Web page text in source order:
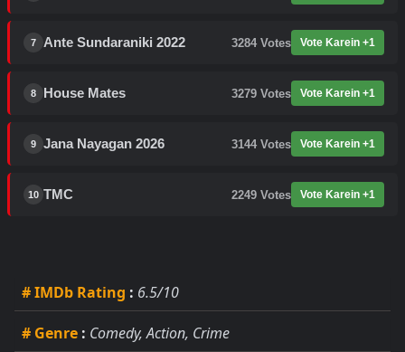
7 Ante Sundaraniki 2022 3284 Votes Vote Karein +1
8 House Mates 3279 Votes Vote Karein +1
9 Jana Nayagan 2026 3144 Votes Vote Karein +1
10 TMC 2249 Votes Vote Karein +1
# IMDb Rating : 6.5/10
# Genre : Comedy, Action, Crime